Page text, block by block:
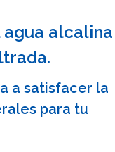
agua alcalina
a satisfacer la
para tu